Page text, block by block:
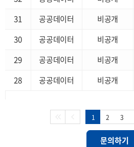
31
공공데이터 비공개
30
공공데이터 비공개
29
공공데이터 비공개
28
공공데이터 비공개
1 2 3
문의하기